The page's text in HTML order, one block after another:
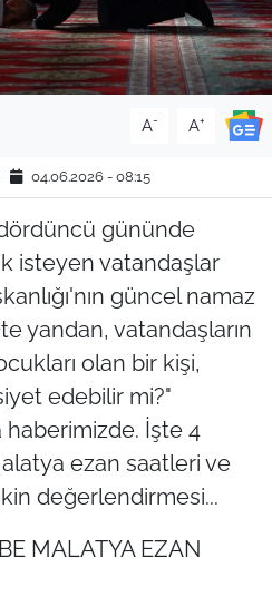
A- A+
04.06.2026 - 08:15
gününde
isteyen vatandaşlar
güncel namaz
yandan, vatandaşların
olan bir kişi,
edebilir mi?"
haberimizde. İşte 4
ezan saatleri ve
değerlendirmesi...
MALATYA EZAN